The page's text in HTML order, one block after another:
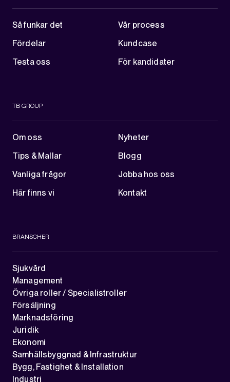
Så funkar det
Vår process
Fördelar
Kundcase
Testa oss
För kandidater
TB GROUP
Om oss
Nyheter
Tips & Mallar
Blogg
Vanliga frågor
Jobba hos oss
Här finns vi
Kontakt
BRANSCHER
Sjukvård
Management
Övriga roller / Specialistroller
Försäljning
Marknadsföring
Juridik
Ekonomi
Samhällsbyggnad & Infrastruktur
Bygg, Fastighet & Installation
Industri